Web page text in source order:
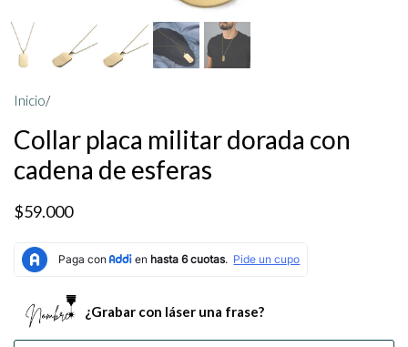
Inicio/
Collar placa militar dorada con
cadena de esferas
$59.000
¿Grabar con láser una frase?